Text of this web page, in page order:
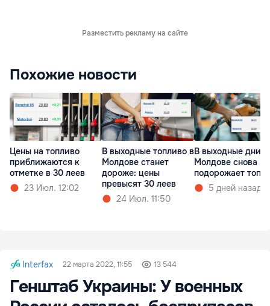
Разместить рекламу на сайте
Похожие новости
Цены на топливо
приближаются к
отметке в 30 леев
23 Июл. 12:02
В выходные топливо в
Молдове станет
дороже: цены
превысят 30 леев
24 Июл. 11:50
В выходные дни в
Молдове снова
подорожает
5 дней назад
Interfax 22 марта 2022, 11:55 13 544
Генштаб Украины: У военных